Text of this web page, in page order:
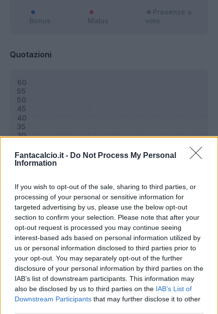
Fantacalcio.it - Do Not Process My Personal
Information
If you wish to opt-out of the sale, sharing to third parties, or
processing of your personal or sensitive information for
targeted advertising by us, please use the below opt-out
section to confirm your selection. Please note that after your
opt-out request is processed you may continue seeing
interest-based ads based on personal information utilized by
us or personal information disclosed to third parties prior to
your opt-out. You may separately opt-out of the further
disclosure of your personal information by third parties on the
IAB’s list of downstream participants. This information may
also be disclosed by us to third parties on the IAB’s List of
Downstream Participants that may further disclose it to other
Quotazioni
Classic Mantra
Riepilogo stagione
Titolare 11 - 36%
Entrato 11 - 36%
Squalificato